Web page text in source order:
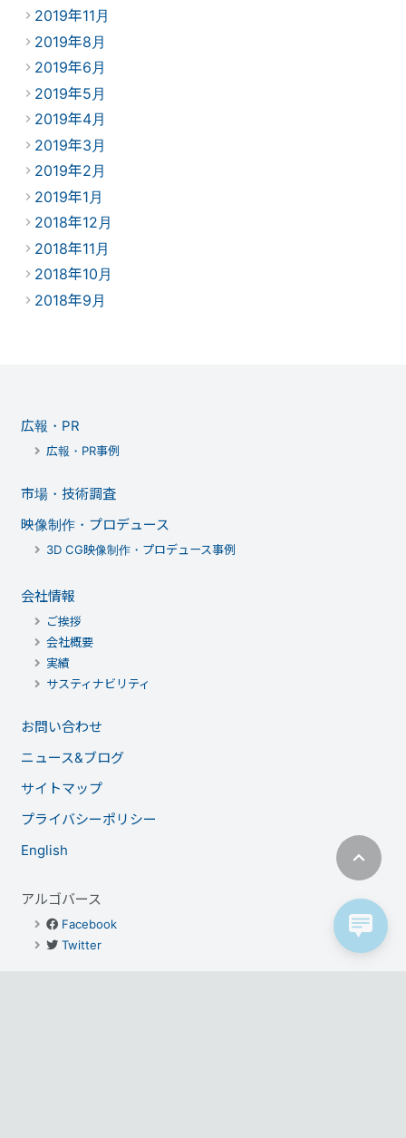
2019年11月
2019年8月
2019年6月
2019年5月
2019年4月
2019年3月
2019年2月
2019年1月
2018年12月
2018年11月
2018年10月
2018年9月
広報・PR
広報・PR事例
市場・技術調査
映像制作・プロデュース
3D CG映像制作・プロデュース事例
会社情報
ご挨拶
会社概要
実績
サスティナビリティ
お問い合わせ
ニュース&ブログ
サイトマップ
プライバシーポリシー
English
アルゴバース
Facebook
Twitter